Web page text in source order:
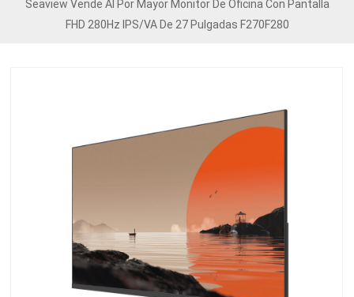
Seaview Vende Al Por Mayor Monitor De Oficina Con Pantalla
FHD 280Hz IPS/VA De 27 Pulgadas F270F280